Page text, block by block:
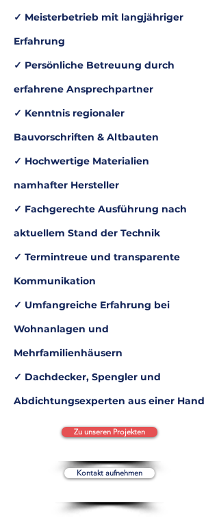
✓ Meisterbetrieb mit langjähriger
Erfahrung
✓ Persönliche Betreuung durch
erfahrene Ansprechpartner
✓ Kenntnis regionaler
Bauvorschriften & Altbauten
✓ Hochwertige Materialien
namhafter Hersteller
✓ Fachgerechte Ausführung nach
aktuellem Stand der Technik
✓ Termintreue und transparente
Kommunikation
✓ Umfangreiche Erfahrung bei
Wohnanlagen und
Mehrfamilienhäusern
✓ Dachdecker, Spengler und
Abdichtungsexperten aus einer Hand
Zu unseren Projekten
Kontakt aufnehmen